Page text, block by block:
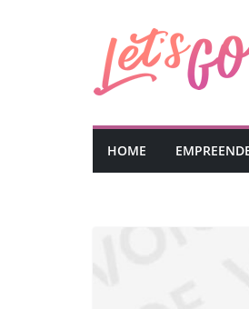
HOME